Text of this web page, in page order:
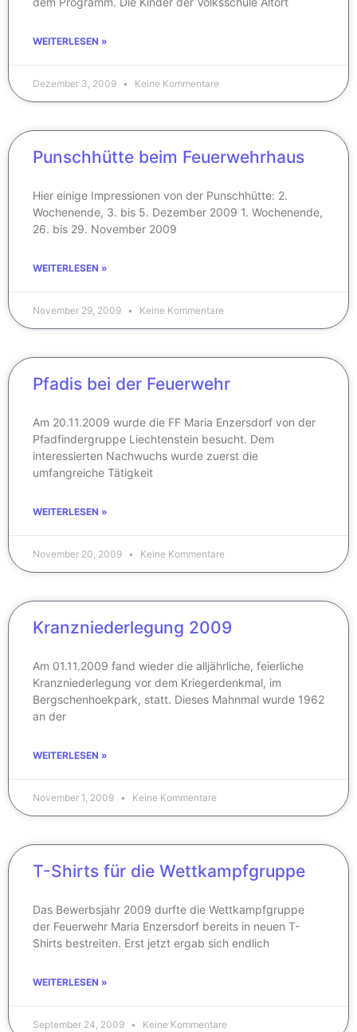
WEITERLESEN »
Dezember 3, 2009 Keine Kommentare
Punschhütte beim Feuerwehrhaus
Hier einige Impressionen von der Punschhütte: 2.
Wochenende, 3. bis 5. Dezember 2009 1. Wochenende,
26. bis 29. November 2009
WEITERLESEN »
November 29, 2009 Keine Kommentare
Pfadis bei der Feuerwehr
Am 20.11.2009 wurde die FF Maria Enzersdorf von der
Pfadfindergruppe Liechtenstein besucht. Dem
interessierten Nachwuchs wurde zuerst die
umfangreiche Tätigkeit
WEITERLESEN »
November 20, 2009 Keine Kommentare
Kranzniederlegung 2009
Am 01.11.2009 fand wieder die alljährliche, feierliche
Kranzniederlegung vor dem Kriegerdenkmal, im
Bergschenhoekpark, statt. Dieses Mahnmal wurde 1962
an der
WEITERLESEN »
November 1, 2009 Keine Kommentare
T-Shirts für die Wettkampfgruppe
Das Bewerbsjahr 2009 durfte die Wettkampfgruppe
der Feuerwehr Maria Enzersdorf bereits in neuen T-
Shirts bestreiten. Erst jetzt ergab sich endlich
WEITERLESEN »
September 24, 2009 Keine Kommentare